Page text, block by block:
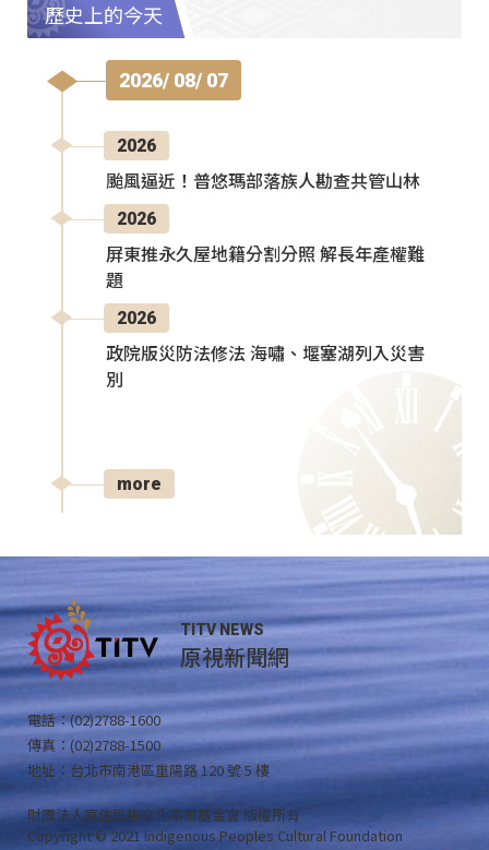
歷史上的今天
2026/ 08/ 07
2026
颱風逼近！普悠瑪部落族人勘查共管山林
2026
屏東推永久屋地籍分割分照 解長年產權難
題
2026
政院版災防法修法 海嘯、堰塞湖列入災害
別
more
TITV NEWS
原視新聞網
電話：(02)2788-1600
傳真：(02)2788-1500
地址：台北市南港區重陽路 120 號 5 樓
財團法人原住民族文化事業基金會 版權所有
Copyright © 2021 Indigenous Peoples Cultural Foundation